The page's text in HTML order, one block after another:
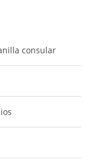
consular